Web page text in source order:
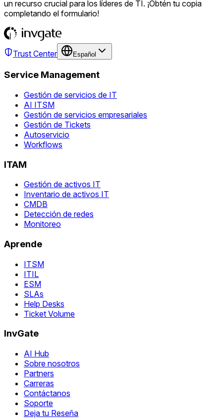
un recurso crucial para los líderes de TI. ¡Obtén tu copia
completando el formulario!
Trust Center Español
Service Management
Gestión de servicios de IT
AI ITSM
Gestión de servicios empresariales
Gestión de Tickets
Autoservicio
Workflows
ITAM
Gestión de activos IT
Inventario de activos IT
CMDB
Detección de redes
Monitoreo
Aprende
ITSM
ITIL
ESM
SLAs
Help Desks
Ticket Volume
InvGate
AI Hub
Sobre nosotros
Partners
Carreras
Contáctanos
Soporte
Deja tu Reseña